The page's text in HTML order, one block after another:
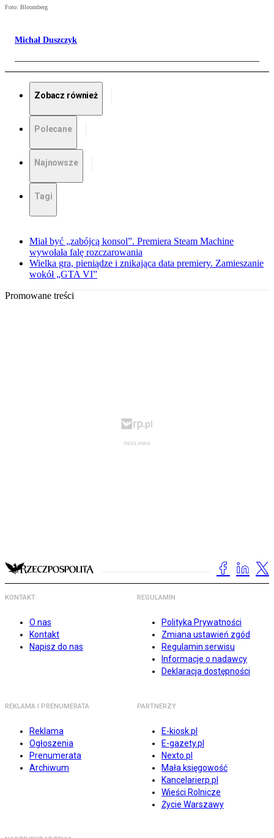
Foto: Bloomberg
Michał Duszczyk
Zobacz również
Polecane
Najnowsze
Tagi
Miał być „zabójcą konsol”. Premiera Steam Machine
wywołała falę rozczarowania
Wielka gra, pieniądze i znikająca data premiery. Zamieszanie
wokół „GTA VI”
Promowane treści
KONTAKT
O nas
Kontakt
Napisz do nas
REGULAMIN
Polityka Prywatności
Zmiana ustawień zgód
Regulamin serwisu
Informacje o nadawcy
Deklaracja dostępności
REKLAMA I PRENUMERATA
Reklama
Ogłoszenia
Prenumerata
Archiwum
PARTNERZY
E-kiosk.pl
E-gazety.pl
Nexto.pl
Mała księgowość
Kancelarierp.pl
Wieści Rolnicze
Życie Warszawy